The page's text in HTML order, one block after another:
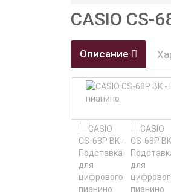
CASIO
Описание